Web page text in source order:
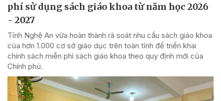
phí sử dụng sách giáo khoa từ năm học 2026
- 2027
Tỉnh Nghệ An vừa hoàn thành rà soát nhu cầu sách giáo khoa
của hơn 1.000 cơ sở giáo dục trên toàn tỉnh để triển khai
chính sách miễn phí sách giáo khoa theo quy định mới của
Chính phủ.